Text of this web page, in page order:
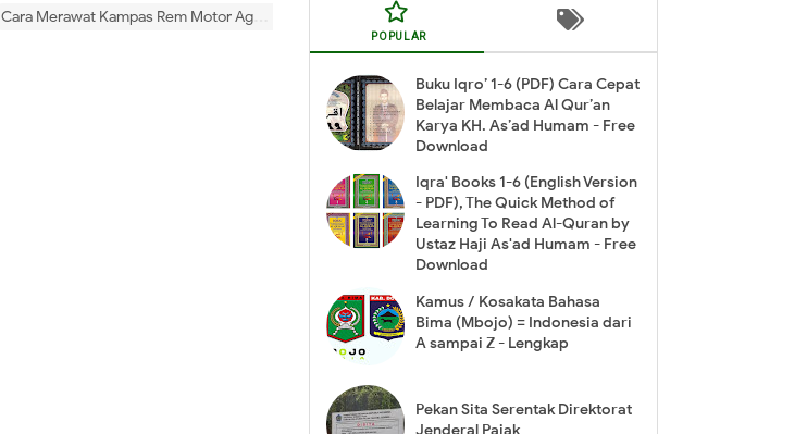
Cara Merawat Kampas Rem Motor Agar Awet
POPULAR
Buku Iqro’ 1-6 (PDF) Cara Cepat
Belajar Membaca Al Qur’an
Karya KH. As’ad Humam - Free
Download
Iqra' Books 1-6 (English Version
- PDF), The Quick Method of
Learning To Read Al-Quran by
Ustaz Haji As'ad Humam - Free
Download
Kamus / Kosakata Bahasa
Bima (Mbojo) = Indonesia dari
A sampai Z - Lengkap
Pekan Sita Serentak Direktorat
Jenderal Pajak